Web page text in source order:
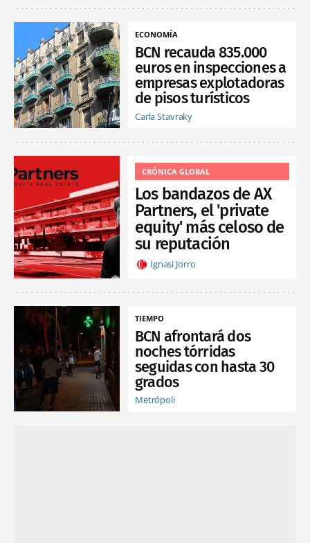
ECONOMÍA
BCN recauda 835.000
euros en inspecciones a
empresas explotadoras
de pisos turísticos
Carla Stavraky
CRÓNICA GLOBAL
Los bandazos de AX
Partners, el 'private
equity' más celoso de
su reputación
Ignasi Jorro
TIEMPO
BCN afrontará dos
noches tórridas
seguidas con hasta 30
grados
Metrópoli